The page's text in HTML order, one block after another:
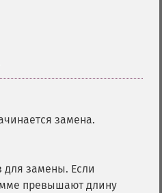
замена.
для замены. Если
превышают длину